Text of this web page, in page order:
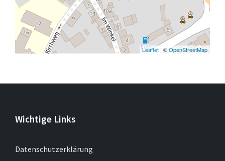
Leaflet | ©OpenStreetMap
Wichtige Links
Datenschutzerklärung